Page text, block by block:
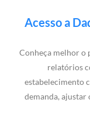
Acesso a
Conheça melhor o
relatórios
estabelecimento
demanda, ajustar